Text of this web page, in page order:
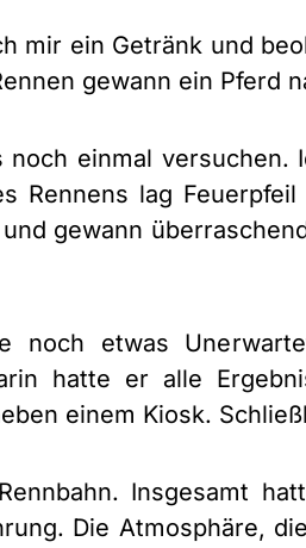
mir ein Getränk und
gewann ein Pferd
einmal
Rennens lag
gewann
noch etwas
hatte er alle
einem Kiosk.
Insgesamt
Die Atmosphäre,